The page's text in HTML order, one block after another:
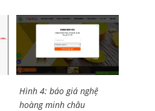
Hình 4: báo giá nghệ
hoàng minh châu